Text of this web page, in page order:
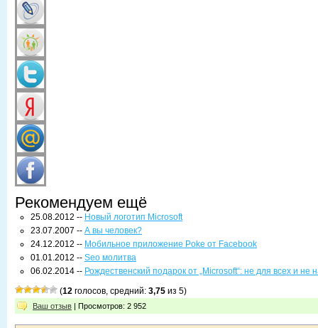
Рекомендуем ещё
25.08.2012 -- Новый логотип Microsoft
23.07.2007 -- А вы человек?
24.12.2012 -- Мобильное приложение Poke от Facebook
01.01.2012 -- Seo молитва
06.02.2014 -- Рождественский подарок от „Microsoft“: не для всех и не
(12 голосов, средний: 3,75 из 5)
Ваш отзыв | Просмотров: 2 952